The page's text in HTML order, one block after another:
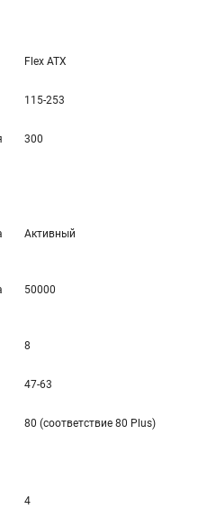
Flex ATX
115-253
300
Активный
50000
8
47-63
80 (соответствие 80 Plus)
4